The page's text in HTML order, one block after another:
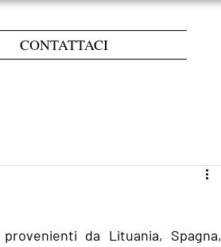
CONTATTACI
da Lituania, Spagna,